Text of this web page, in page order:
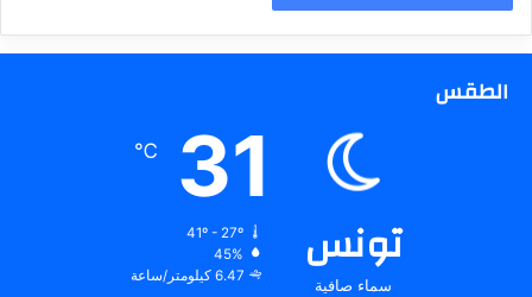
الطقس
تونس
سماء صافية
31
℃
41º - 27º
45%
6.47 كيلومتر/ساعة